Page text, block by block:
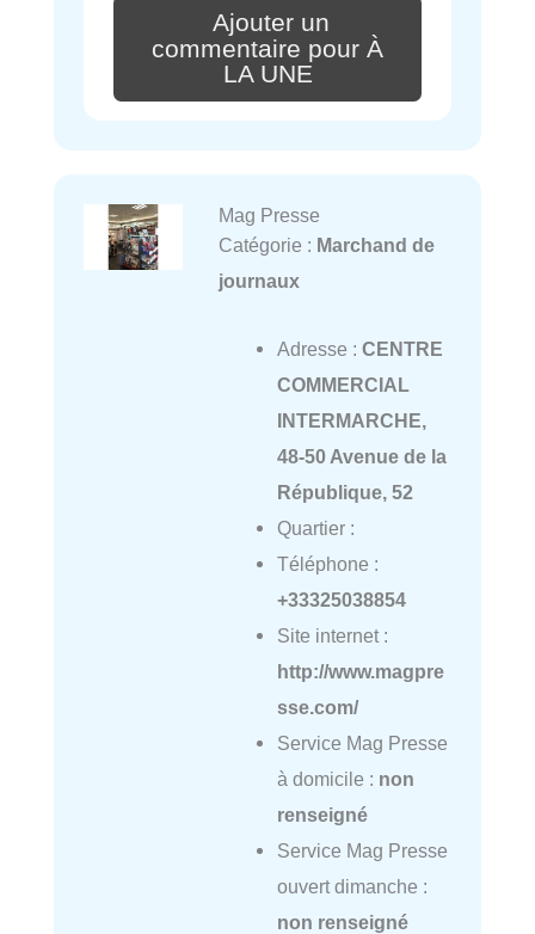
Ajouter un
commentaire pour À
LA UNE
Mag Presse
Catégorie : Marchand de
journaux
Adresse : CENTRE
COMMERCIAL
INTERMARCHE,
48-50 Avenue de la
République, 52
Quartier :
Téléphone :
+33325038854
Site internet :
http://www.magpre
sse.com/
Service Mag Presse
à domicile : non
renseigné
Service Mag Presse
ouvert dimanche :
non renseigné